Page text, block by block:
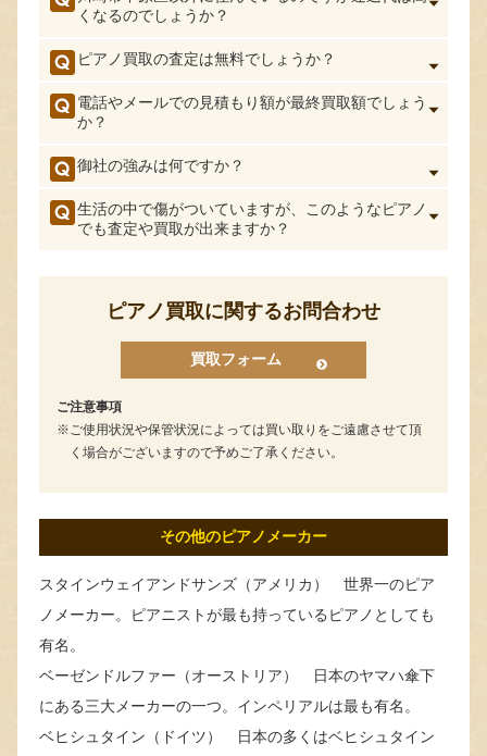
くなるのでしょうか？
ピアノ買取の査定は無料でしょうか？
電話やメールでの見積もり額が最終買取額でしょう
か？
御社の強みは何ですか？
生活の中で傷がついていますが、このようなピアノ
でも査定や買取が出来ますか？
ピアノ買取に関するお問合わせ
買取フォーム
ご注意事項
ご使用状況や保管状況によっては買い取りをご遠慮させて頂
く場合がございますので予めご了承ください。
その他のピアノメーカー
スタインウェイアンドサンズ（アメリカ） 世界一のピア
ノメーカー。ピアニストが最も持っているピアノとしても
有名。
ベーゼンドルファー（オーストリア） 日本のヤマハ傘下
にある三大メーカーの一つ。インペリアルは最も有名。
ベヒシュタイン（ドイツ） 日本の多くはベヒシュタイン